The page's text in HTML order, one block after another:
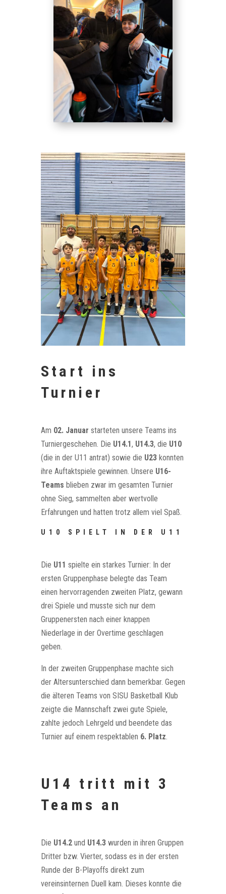
Start ins
Turnier
Am 02. Januar starteten unsere Teams ins
Turniergeschehen. Die U14.1, U14.3, die U10
(die in der U11 antrat) sowie die U23konnten
ihre Auftaktspiele gewinnen. Unsere U16-
Teams blieben zwar im gesamten Turnier
ohne Sieg, sammelten aber wertvolle
Erfahrungen und hatten trotz allem viel Spaß.
U10 SPIELT IN DER U11
Die U11 spielte ein starkes Turnier: In der
ersten Gruppenphase belegte das Team
einen hervorragenden zweiten Platz, gewann
drei Spiele und musste sich nur dem
Gruppenersten nach einer knappen
Niederlage in der Overtime geschlagen
geben.
In der zweiten Gruppenphase machte sich
der Altersunterschied dann bemerkbar. Gegen
die älteren Teams von SISU Basketball Klub
zeigte die Mannschaft zwei gute Spiele,
zahlte jedoch Lehrgeld und beendete das
Turnier auf einem respektablen 6. Platz.
U14 tritt mit 3
Teams an
Die U14.2und U14.3wurden in ihren Gruppen
Dritter bzw. Vierter, sodass es in der ersten
Runde der B-Playoffs direkt zum
vereinsinternen Duell kam. Dieses konnte die